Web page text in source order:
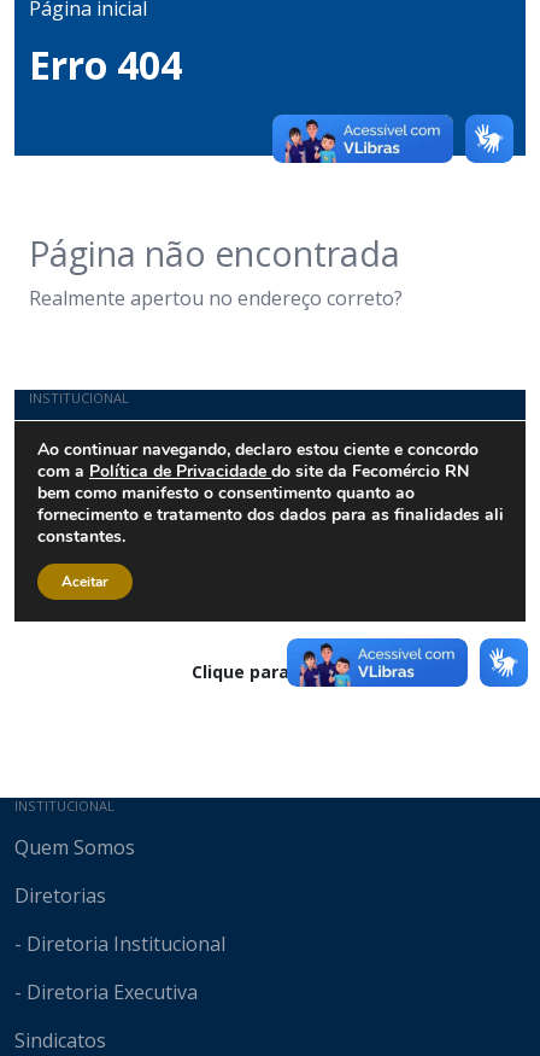
Clique para baixar
Mapa do site
INSTITUCIONAL
Quem Somos
Diretorias
- Diretoria Institucional
- Diretoria Executiva
Sindicatos